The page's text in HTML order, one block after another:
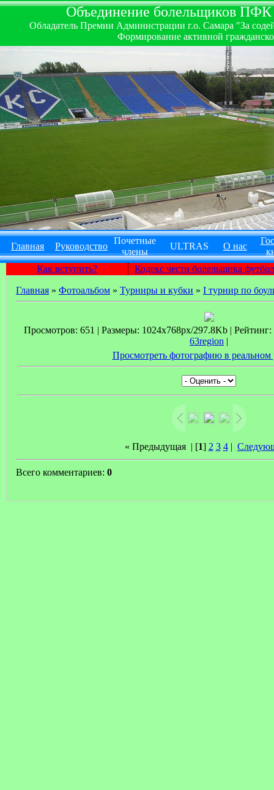
Объединение болельщиков
Обладатель Премии Администрации г.о. Самара "За
Формирование активной
Главная Руководство
Почетные
члены
ULTRAS О нас
Как вступить?
Кодекс чести болельщика
Главная » Фотоальбом » Турниры и кубки » I турнир по
Просмотров: 651 | Размеры: 1024x768px/297.8Kb |
63region |
Просмотреть фотографию в реальном
« Предыдущая| [1] 2 3 4|
Всего комментариев: 0